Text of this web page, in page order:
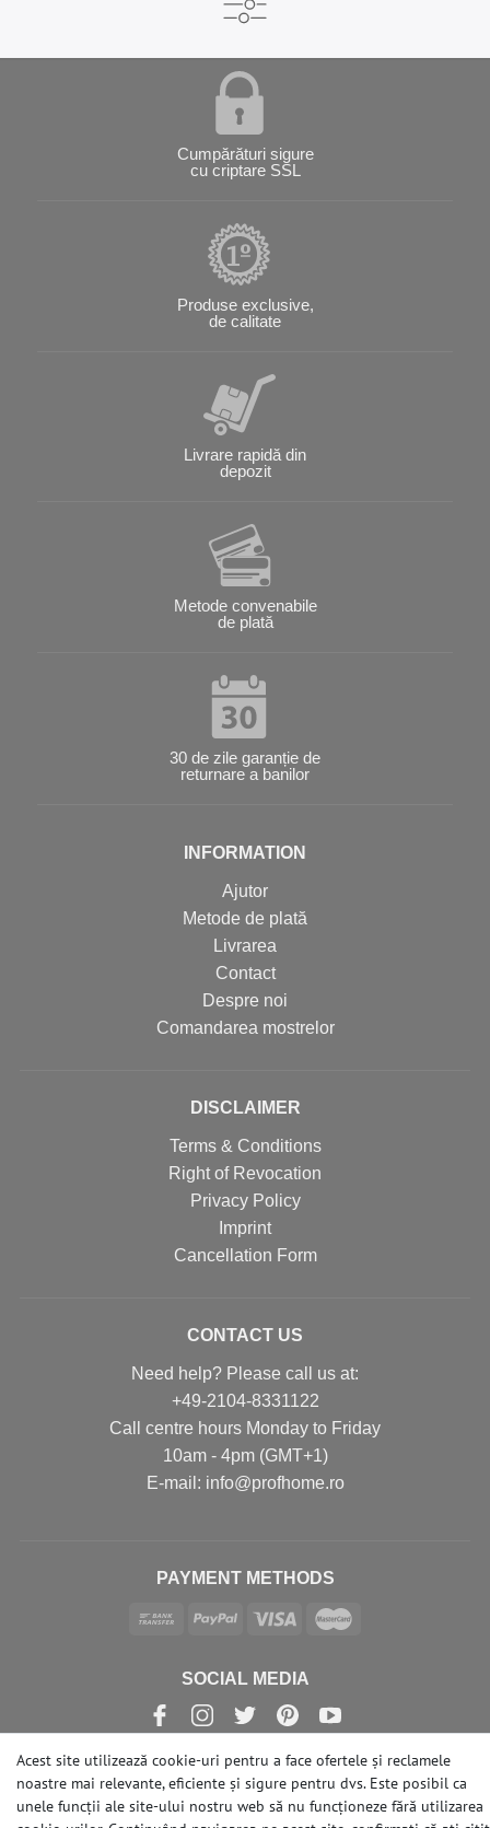
Cumpărături sigure
cu criptare SSL
Produse exclusive,
de calitate
Livrare rapidă din
depozit
Metode convenabile
de plată
30 de zile garanție de
returnare a banilor
INFORMATION
Ajutor
Metode de plată
Livrarea
Contact
Despre noi
Comandarea mostrelor
DISCLAIMER
Terms & Conditions
Right of Revocation
Privacy Policy
Imprint
Cancellation Form
CONTACT US
Need help? Please call us at:
+49-2104-8331122
Call centre hours Monday to Friday
10am - 4pm (GMT+1)
Е-mail: info@profhome.ro
PAYMENT METHODS
SOCIAL MEDIA
© Copyright 2026 | e-Delux GmbH
Acest site utilizează cookie-uri pentru a face ofertele și reclamele
noastre mai relevante, eficiente și sigure pentru dvs. Este posibil ca
unele funcții ale site-ului nostru web să nu funcționeze fără utilizarea